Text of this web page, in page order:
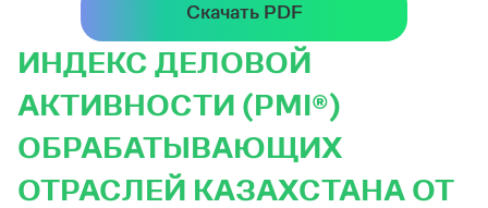
Скачать PDF
ИНДЕКС ДЕЛОВОЙ
АКТИВНОСТИ (PMI®)
ОБРАБАТЫВАЮЩИХ
ОТРАСЛЕЙ КАЗАХСТАНА ОТ